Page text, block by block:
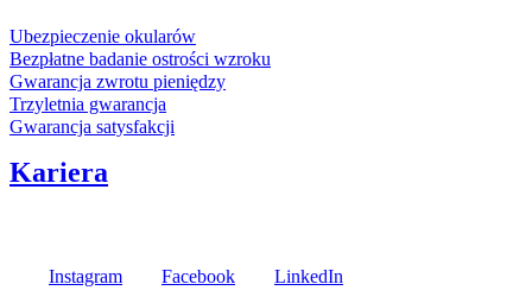
Ubezpieczenie okularów
Bezpłatne badanie ostrości wzroku
Gwarancja zwrotu pieniędzy
Trzyletnia gwarancja
Gwarancja satysfakcji
Kariera
Instagram Facebook LinkedIn